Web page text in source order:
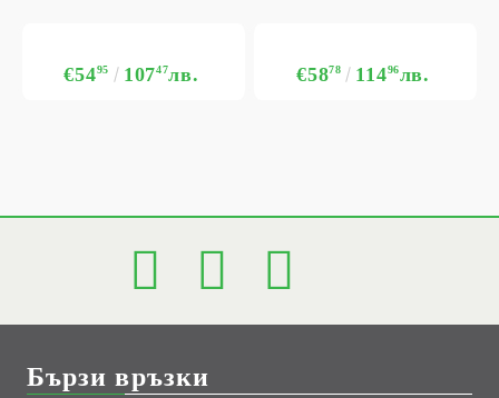
€5495 10747лв. €5878 11496лв.
Бързи връзки